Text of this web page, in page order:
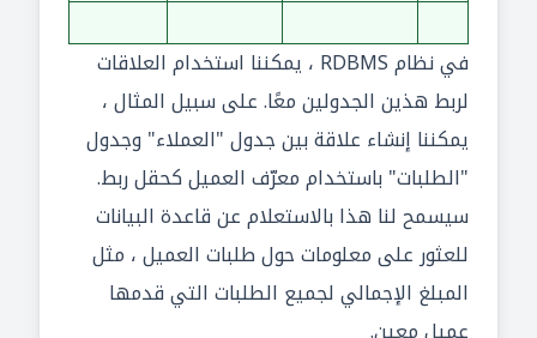
في نظام RDBMS ، يمكننا استخدام العلاقات
لربط هذين الجدولين معًا. على سبيل المثال ،
يمكننا إنشاء علاقة بين جدول "العملاء" وجدول
"الطلبات" باستخدام معرّف العميل كحقل ربط.
سيسمح لنا هذا بالاستعلام عن قاعدة البيانات
للعثور على معلومات حول طلبات العميل ، مثل
المبلغ الإجمالي لجميع الطلبات التي قدمها